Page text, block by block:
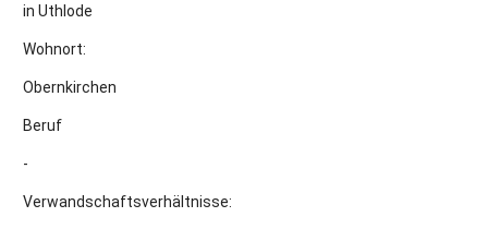
in Uthlode
Wohnort:
Obernkirchen
Beruf
-
Verwandschaftsverhältnisse: